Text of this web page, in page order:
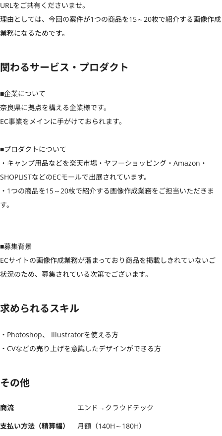
URLをご共有くださいませ。
理由としては、今回の案件が1つの商品を15～20枚で紹介する画像作成
業務になるためです。
関わるサービス・プロダクト
■企業について
奈良県に拠点を構える企業様です。
EC事業をメインに手がけておられます。
■プロダクトについて
・キャンプ用品などを楽天市場・ヤフーショッピング・Amazon・
SHOPLISTなどのECモールで出展されています。
・1つの商品を15～20枚で紹介する画像作成業務をご担当いただきま
す。
■募集背景
ECサイトの画像作成業務が溜まっており商品を掲載しきれていないご
状況のため、募集されている次第でございます。
求められるスキル
・Photoshop、 Illustratorを使える方
・CVなどの売り上げを意識したデザインができる方
その他
商流
エンド→クラウドテック
支払い方法（精算幅）
月額（140H～180H）